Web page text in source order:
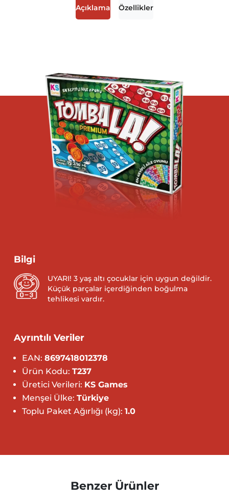
Açıklama Özellikler
Bilgi
UYARI! 3 yaş altı çocuklar için uygun değildir.
Küçük parçalar içerdiğinden boğulma
tehlikesi vardır.
Ayrıntılı Veriler
EAN: 8697418012378
Ürün Kodu: T237
Üretici Verileri: KS Games
Menşei Ülke: Türkiye
Toplu Paket Ağırlığı (kg): 1.0
Benzer Ürünler